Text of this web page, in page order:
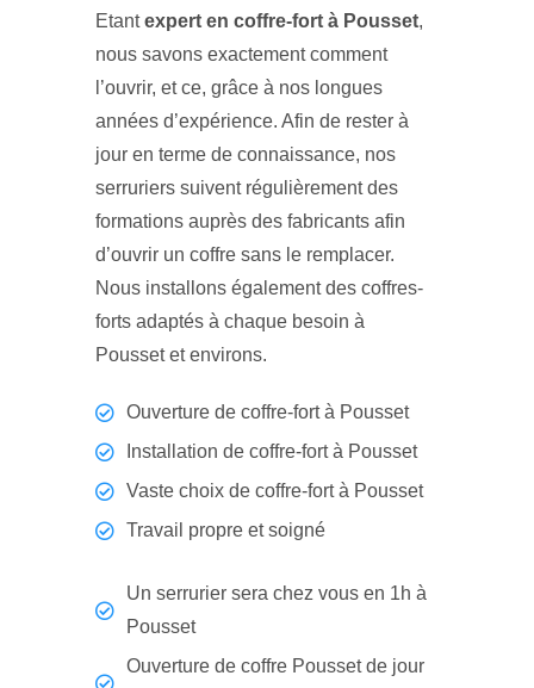
Etantexpert en coffre-fort à Pousset,
nous savons exactement comment
l’ouvrir, et ce, grâce à nos longues
années d’expérience. Afin de rester à
jour en terme de connaissance, nos
serruriers suivent régulièrement des
formations auprès des fabricants afin
d’ouvrir un coffre sans le remplacer.
Nous installons également des coffres-
forts adaptés à chaque besoin à
Pousset et environs.
Ouverture de coffre-fort à Pousset
Installation de coffre-fort à Pousset
Vaste choix de coffre-fort à Pousset
Travail propre et soigné
Un serrurier sera chez vous en 1h à
Pousset
Ouverture de coffre Pousset de jour